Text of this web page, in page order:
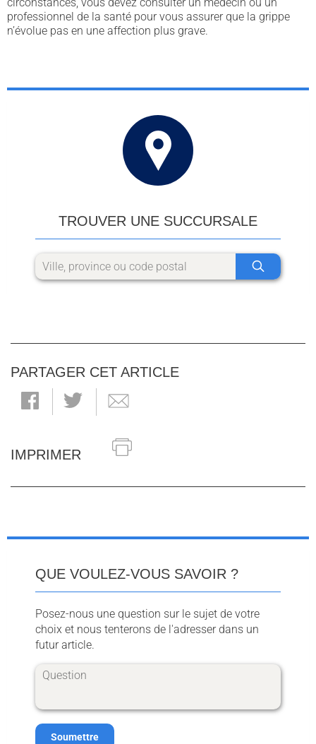
professionnel de la santé pour vous assurer que la grippe
n’évolue pas en une affection plus grave.
TROUVER UNE SUCCURSALE
PARTAGER CET ARTICLE
IMPRIMER
QUE VOULEZ-VOUS SAVOIR ?
Posez-nous une question sur le sujet de votre
choix et nous tenterons de l'adresser dans un
futur article.
Soumettre